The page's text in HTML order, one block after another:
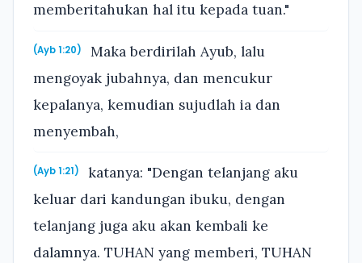
memberitahukan hal itu kepada tuan."
(Ayb 1:20)
Maka berdirilah Ayub, lalu
mengoyak jubahnya, dan mencukur
kepalanya, kemudian sujudlah ia dan
menyembah,
(Ayb 1:21)
katanya: "Dengan telanjang aku
keluar dari kandungan ibuku, dengan
telanjang juga aku akan kembali ke
dalamnya. TUHAN yang memberi, TUHAN